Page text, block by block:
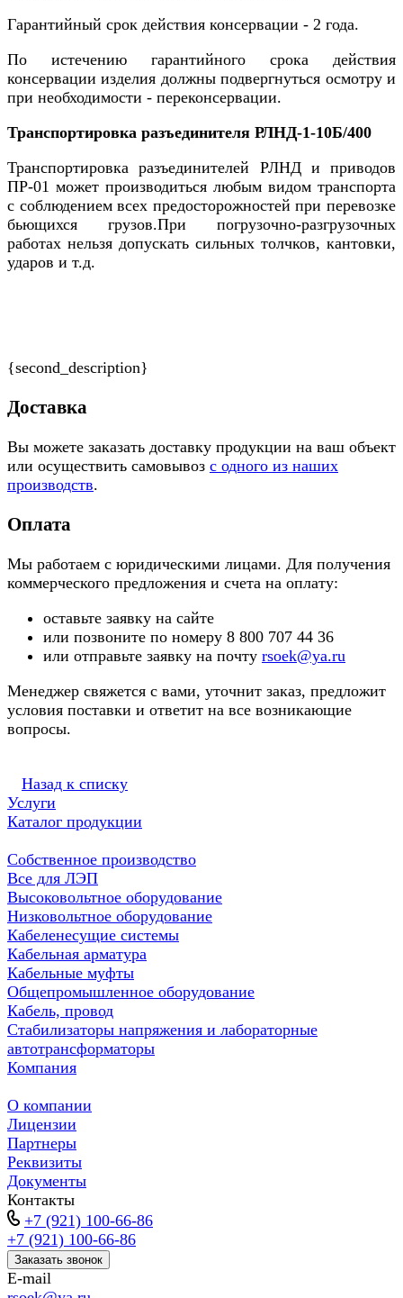
Гарантийный срок действия консервации - 2 года.
По истечению гарантийного срока действия
консервации изделия должны подвергнуться осмотру и
при необходимости - переконсервации.
Транспортировка разъединителя РЛНД-1-10Б/400
Транспортировка разъединителей РЛНД и приводов
ПР-01 может производиться любым видом транспорта
с соблюдением всех предосторожностей при перевозке
бьющихся грузов.При погрузочно-разгрузочных
работах нельзя допускать сильных толчков, кантовки,
ударов и т.д.
{second_description}
Доставка
Вы можете заказать доставку продукции на ваш объект
или осуществить самовывоз с одного из наших
производств.
Оплата
Мы работаем с юридическими лицами. Для получения
коммерческого предложения и счета на оплату:
оставьте заявку на сайте
или позвоните по номеру 8 800 707 44 36
или отправьте заявку на почту rsoek@ya.ru
Менеджер свяжется с вами, уточнит заказ, предложит
условия поставки и ответит на все возникающие
вопросы.
Назад к списку
Услуги
Каталог продукции
Собственное производство
Все для ЛЭП
Высоковольтное оборудование
Низковольтное оборудование
Кабеленесущие системы
Кабельная арматура
Кабельные муфты
Общепромышленное оборудование
Кабель, провод
Стабилизаторы напряжения и лабораторные
автотрансформаторы
Компания
О компании
Лицензии
Партнеры
Реквизиты
Документы
Контакты
+7 (921) 100-66-86
+7 (921) 100-66-86
Заказать звонок
E-mail